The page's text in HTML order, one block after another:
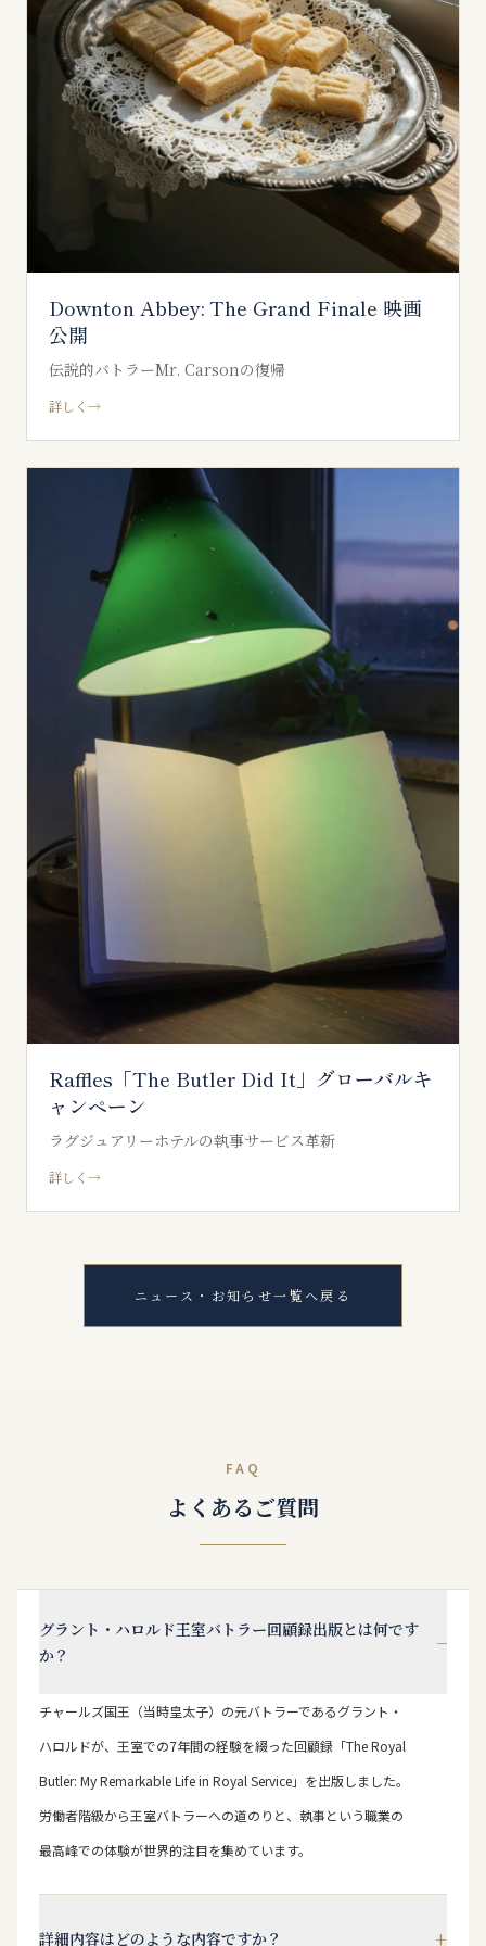
Downton Abbey: The Grand Finale 映画
公開
伝説的バトラーMr. Carsonの復帰
詳しく →
Raffles「The Butler Did It」グローバルキ
ャンペーン
ラグジュアリーホテルの執事サービス革新
詳しく →
ニュース・お知らせ一覧へ戻る
FAQ
よくあるご質問
グラント・ハロルド王室バトラー回顧録出版とは何です
か？
−
チャールズ国王（当時皇太子）の元バトラーであるグラント・
ハロルドが、王室での7年間の経験を綴った回顧録「The Royal
Butler: My Remarkable Life in Royal Service」を出版しました。
労働者階級から王室バトラーへの道のりと、執事という職業の
最高峰での体験が世界的注目を集めています。
詳細内容はどのような内容ですか？ +